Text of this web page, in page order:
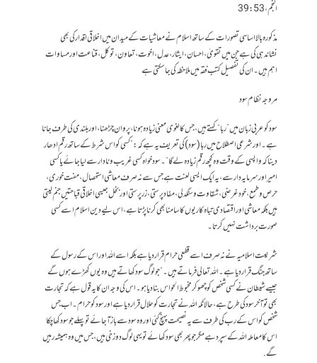
النجم، 53 : 39
مذکورہ بالا اساسی تصورات کے ساتھ اسلام نے معاشیات کے میدان میں اخلاقی اقدار کی بھی
نشاندہی کی ہے جن میں تقویٰ، احسان، ایثار، عدل، اخوت، تعاون، توکل، قناعت اور مساوات
اہم ہیں۔ ان کی تفصیل کتب فقہ میں ملاحظہ کی جاسکتی ہے
مروجہ نظام سود
سودکو عربی زبان میں ”ربا“کہتے ہیں ،جس کا لغوی معنی زیادہ ہونا ، پروان چڑھنا ، او ر بلندی کی طرف جانا
ہے ۔ اور شرعی اصطلاح میں ربا (سود) کی تعریف یہ ہے کہ : ” کسی کو اس شرط کے ساتھ رقم ادھار
دینا کہ واپسی کے وقت وہ کچھ رقم زیادہ لے گا “۔سودخواہ کسی غریب ونادار سے لیاجائے یا کسی
امیر اور سرمایہ دار سے ، یہ ایک ایسی لعنت ہے جس سے نہ صرف معاشی استحصال، مفت خوری ،
حرص وطمع، خود غرضی ، شقاوت وسنگدلی، مفاد پرستی ، زر پرستی اور بخل جیسی اخلاقی قباحتیں جنم لیتی
ہیں بلکہ معاشی اور اقتصادی تباہ کاریوں کا سامنا بھی کرنا پڑتا ہے، اس لیے دین اسلام اسے کسی
صورت برداشت نہیں کرتا۔
شریعت اسلامیہ نے نہ صرف اسے قطعی حرام قرار دیاہے بلکہ اسے اللہ اور اس کے رسول کے
ساتھ جنگ قرار دیاہے ۔اللہ تعالی فرماتے ہیں۔” جولوگ سود کھاتے ہیں وہ یوں کھڑے ہوں گے
جیسے شیطان نے کسی شخص کو چھو کر مخبوط الحواس بنا دیا ہو ۔اس کی وجہ ان کا یہ قول ہے کہ تجارت
بھی تو آخر سود کی طرح ہے، حالانکہ اللہ نے تجارت کو حلال قرار دیا ہے اور سود کو حرام۔ اب جس
شخص کو اس کے رب کی طرف سے یہ نصیحت پہنچ گئی اور وہ سود سےباز آجائے تو پہلے جو سود کھا چکا
اس کا معاملہ اللہ کے سپرد ہے مگر جو پھر بھی سود کھائے تو یہی لوگ دوزخی ہیں ، جس میں وہ ہمیشہ رہیں
گے.